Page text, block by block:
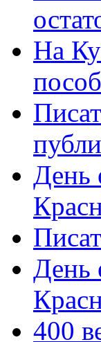
На
День
День
400